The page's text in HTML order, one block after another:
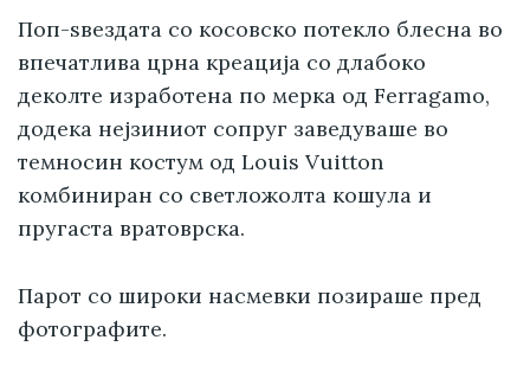
Поп-ѕвездата со косовско потекло блесна во
впечатлива црна креација со длабоко
деколте изработена по мерка од Ferragamo,
додека нејзиниот сопруг заведуваше во
темносин костум од Louis Vuitton
комбиниран со светложолта кошула и
пругаста вратоврска.
Парот со широки насмевки позираше пред
фотографите.